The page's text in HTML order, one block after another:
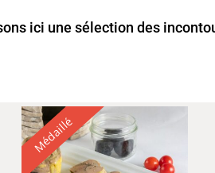
ici une sélection des
Médaillé